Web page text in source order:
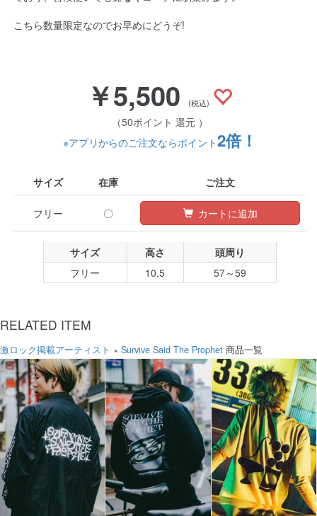
こちら数量限定なのでお早めにどうぞ!
￥5,500 (税込)
（50ポイント 還元 ）
※アプリからのご注文ならポイント2倍！
サイズ 在庫 ご注文
フリー 〇 カートに追加
サイズ 高さ
頭周り
フリー
10.5 57～59
RELATED ITEM
激ロック掲載アーティスト × Survive Said The Prophet 商品一覧